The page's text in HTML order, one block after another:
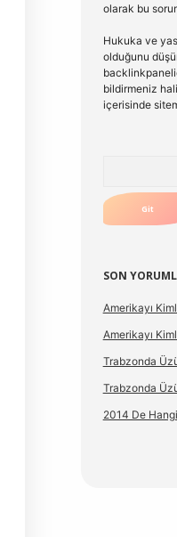
olarak bu
Hukuka ve
olduğunu
bildirmeniz
içerisinde
SON
Amerikayı
Amerikayı
Trabzonda
Trabzonda
2014 De